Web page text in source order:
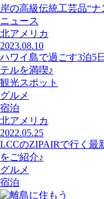
岸の高級伝統工芸品“
ニュース
北アメリカ
2023.08.10
ハワイ島で過ごす3泊5
テルを満喫♪
観光スポット
グルメ
宿泊
北アメリカ
2022.05.25
LCCのZIPAIRで行く最
をご紹介♪
グルメ
宿泊